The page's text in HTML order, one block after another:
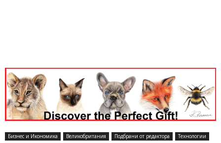
Бизнес и Икономика Великобритания Подбрани от редактора Технологии